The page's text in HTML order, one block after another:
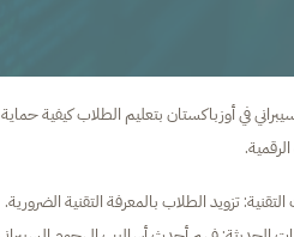
في أوزباكستان بتعليم الطلاب كيفية
تزويد الطلاب بالمعرفة التقنية الضرورية.